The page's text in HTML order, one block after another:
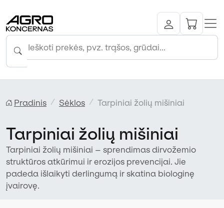
Pradinis Sėklos Tarpiniai žolių mišiniai
Tarpiniai žolių mišiniai
Tarpiniai žolių mišiniai – sprendimas dirvožemio
struktūros atkūrimui ir erozijos prevencijai. Jie
padeda išlaikyti derlingumą ir skatina biologinę
įvairovę.